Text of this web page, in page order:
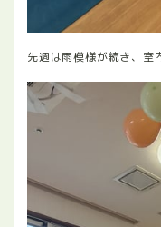
先週は雨模様が続き、